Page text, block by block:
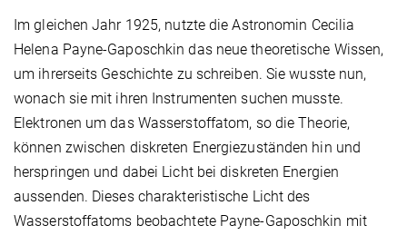
Im gleichen Jahr 1925, nutzte die Astronomin Cecilia
Helena Payne-Gaposchkin das neue theoretische Wissen,
um ihrerseits Geschichte zu schreiben. Sie wusste nun,
wonach sie mit ihren Instrumenten suchen musste.
Elektronen um das Wasserstoffatom, so die Theorie,
können zwischen diskreten Energiezuständen hin und
herspringen und dabei Licht bei diskreten Energien
aussenden. Dieses charakteristische Licht des
Wasserstoffatoms beobachtete Payne-Gaposchkin mit